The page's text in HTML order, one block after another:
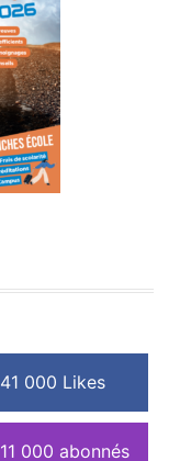
41 000 Likes
11 000 abonnés